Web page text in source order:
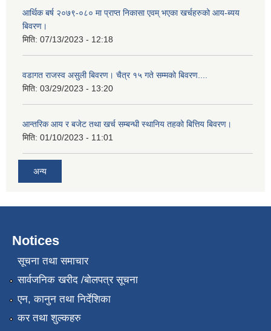
आर्थिक बर्ष २०७९-०८० मा प्राप्त निकासा एवम् भएका खर्चहरुको आय-ब्यय
बिवरण।
मिति: 07/13/2023 - 12:18
वडागत राजस्व असुली बिवरण। चैत्र १५ गते सम्मको बिवरण....
मिति: 03/29/2023 - 13:20
आन्तरिक आय र बजेट तथा खर्च सम्बन्धी स्थानिय तहको बित्तिय बिवरण।
मिति: 01/10/2023 - 11:01
अन्य
Notices
सूचना तथा समाचार
सार्वजनिक खरीद /बोलपत्र सूचना
एन, कानुन तथा निर्देशिका
कर तथा शुल्कहरु